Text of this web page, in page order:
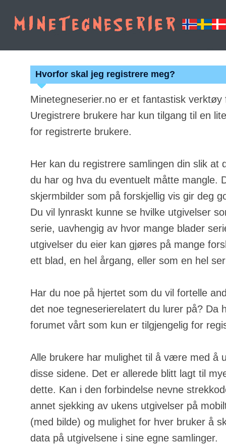
Hvorfor skal jeg registrere meg?
Minetegneserier.no er et fantastisk
Uregistrere brukere har kun tilgang til en
for registrerte brukere.
Her kan du registrere samlingen din slik at
du har og hva du eventuelt måtte mangle.
skjermbilder som på forskjellig vis gir deg
Du vil lynraskt kunne se hvilke utgivelser
serie, uavhengig av hvor mange blader
utgivelser du eier kan gjøres på mange
ett blad, en hel årgang, eller som en hel
Har du noe på hjertet som du vil fortelle
det noe tegneserierelatert du lurer på? Da
forumet vårt som kun er tilgjengelig for
Alle brukere har mulighet til å være med å
disse sidene. Det er allerede blitt lagt til
dette. Kan i den forbindelse nevne
annet sjekking av ukens utgivelser på
(med bilde) og mulighet for hver bruker å
data på utgivelsene i sine egne samlinger.